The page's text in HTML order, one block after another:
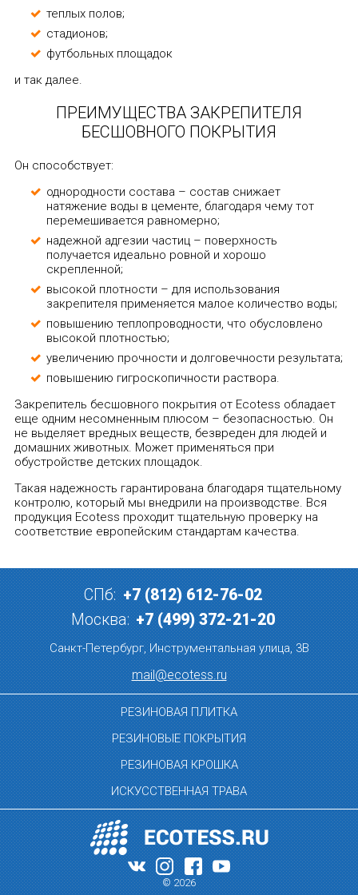
теплых полов;
стадионов;
футбольных площадок
и так далее.
ПРЕИМУЩЕСТВА ЗАКРЕПИТЕЛЯ
БЕСШОВНОГО ПОКРЫТИЯ
Он способствует:
однородности состава – состав снижает
натяжение воды в цементе, благодаря чему тот
перемешивается равномерно;
надежной адгезии частиц – поверхность
получается идеально ровной и хорошо
скрепленной;
высокой плотности – для использования
закрепителя применяется малое количество воды;
повышению теплопроводности, что обусловлено
высокой плотностью;
увеличению прочности и долговечности результата;
повышению гигроскопичности раствора.
Закрепитель бесшовного покрытия от Ecotess обладает
еще одним несомненным плюсом – безопасностью. Он
не выделяет вредных веществ, безвреден для людей и
домашних животных. Может применяться при
обустройстве детских площадок.
Такая надежность гарантирована благодаря тщательному
контролю, который мы внедрили на производстве. Вся
продукция Ecotess проходит тщательную проверку на
соответствие европейским стандартам качества.
СПб: +7 (812) 612-76-02
Москва: +7 (499) 372-21-20
Санкт-Петербург, Инструментальная улица, 3В
mail@ecotess.ru
РЕЗИНОВАЯ ПЛИТКА
РЕЗИНОВЫЕ ПОКРЫТИЯ
РЕЗИНОВАЯ КРОШКА
ИСКУССТВЕННАЯ ТРАВА
© 2026